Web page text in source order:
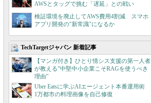
AWSとタッグで挑む「遅延」との戦い
検証環境を廃止してAWS費用4割減 スマホ
アプリ開発の"新常識"になるか
TechTargetジャパン 新着記事
【マンガ付き】ひとり情シス支援の第一人者
が教える”中堅中小企業こそRAGを使うべき
理由”
Uber Eatsに学ぶAIエージェント本番運用術
1万都市の料理画像を自己修復